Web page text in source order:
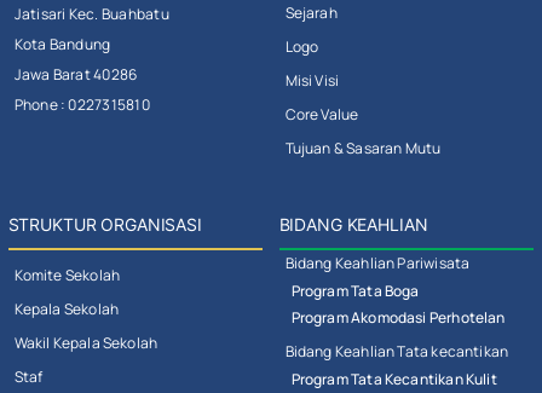
Jatisari Kec. Buahbatu
Kota Bandung
Jawa Barat 40286
Phone : 0227315810
Sejarah
Logo
Misi Visi
Core Value
Tujuan & Sasaran Mutu
STRUKTUR ORGANISASI
Komite Sekolah
Kepala Sekolah
Wakil Kepala Sekolah
Staf
BIDANG KEAHLIAN
Bidang Keahlian Pariwisata
Program Tata Boga
Program Akomodasi Perhotelan
Bidang Keahlian Tata kecantikan
Program Tata Kecantikan Kulit